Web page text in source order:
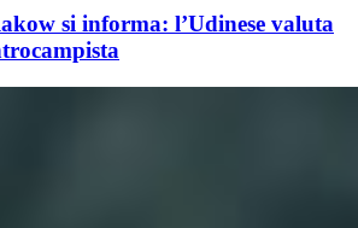
si informa: l’Udinese valuta